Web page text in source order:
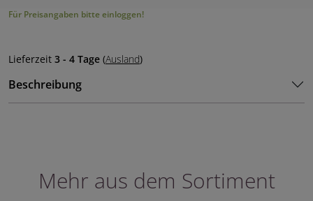
Für Preisangaben bitte einloggen!
Lieferzeit 3 - 4 Tage (Ausland)
Beschreibung
Mehr aus dem Sortiment